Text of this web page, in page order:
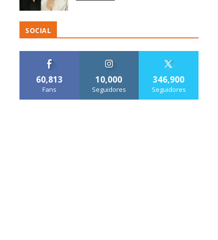
SOCIAL
60,813
Fans
10,000
Seguidores
346,900
Seguidores